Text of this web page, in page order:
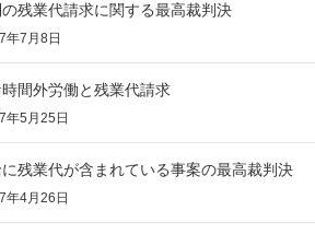
残業代請求に関する最高裁判決
年7月8日
間外労働と残業代請求
年5月25日
残業代が含まれている事案の最高裁判決
年4月26日